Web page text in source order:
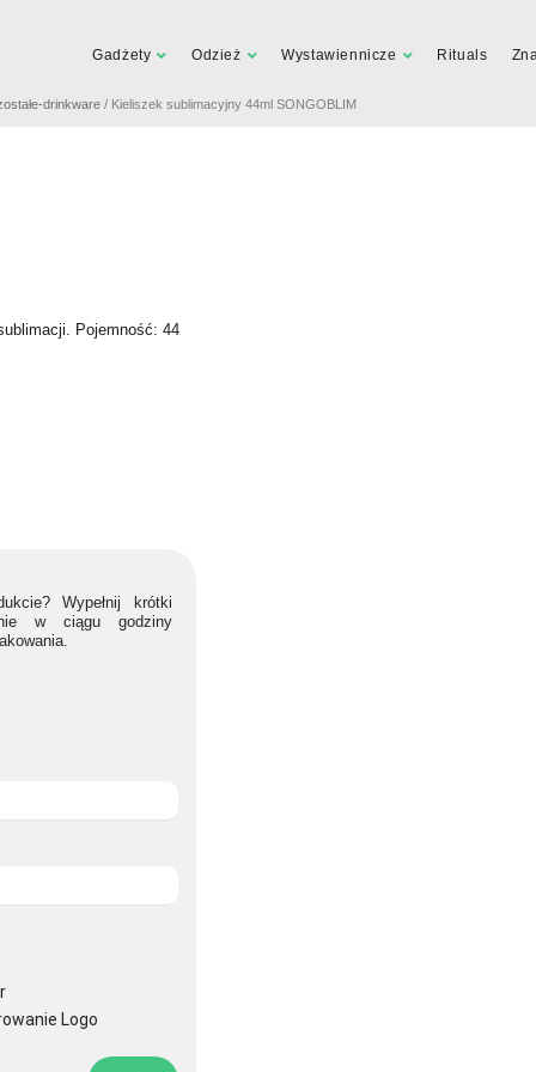
Gadżety Odzież Wystawiennicze Rituals
drinkware / Kieliszek sublimacyjny 44ml SONGOBLIM
Pojemność: 44
Wypełnij krótki
w ciągu godziny
Logo